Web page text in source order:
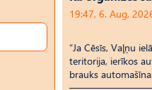
19:47, 6. Aug,
“Ja Cēsīs, Vaļņu
teritorija, ierīkos
brauks